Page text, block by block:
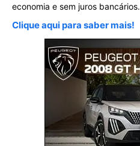
economia e sem juros bancários.
Clique aqui para saber mais!